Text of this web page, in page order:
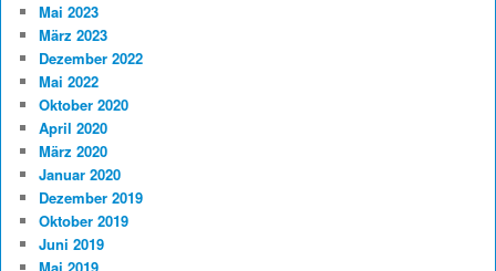
Mai 2023
März 2023
Dezember 2022
Mai 2022
Oktober 2020
April 2020
März 2020
Januar 2020
Dezember 2019
Oktober 2019
Juni 2019